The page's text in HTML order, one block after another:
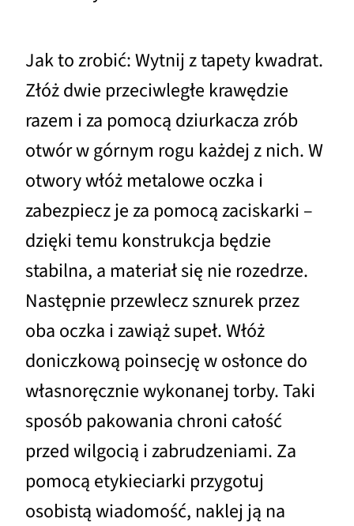
Jak to zrobić: Wytnij z tapety kwadrat.
Złóż dwie przeciwległe krawędzie
razem i za pomocą dziurkacza zrób
otwór w górnym rogu każdej z nich. W
otwory włóż metalowe oczka i
zabezpiecz je za pomocą zaciskarki –
dzięki temu konstrukcja będzie
stabilna, a materiał się nie rozedrze.
Następnie przewlecz sznurek przez
oba oczka i zawiąż supeł. Włóż
doniczkową poinsecję w osłonce do
własnoręcznie wykonanej torby. Taki
sposób pakowania chroni całość
przed wilgocią i zabrudzeniami. Za
pomocą etykieciarki przygotuj
osobistą wiadomość, naklej ją na